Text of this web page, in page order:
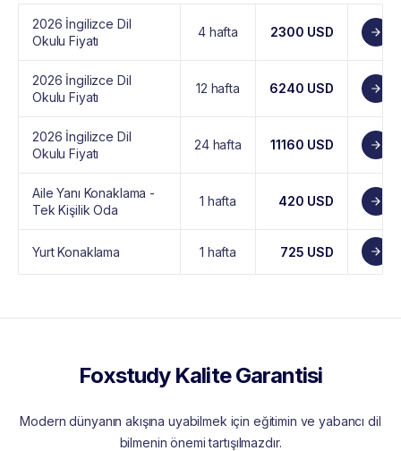
2026 İngilizce Dil
Okulu Fiyatı
4 hafta 2300 USD
2026 İngilizce Dil
Okulu Fiyatı
12 hafta 6240 USD
2026 İngilizce Dil
Okulu Fiyatı
24 hafta 11160 USD
Aile Yanı Konaklama -
Tek Kişilik Oda
1 hafta 420 USD
Yurt Konaklama 1 hafta 725 USD
Foxstudy Kalite Garantisi
Modern dünyanın akışına uyabilmek için eğitimin ve yabancı dil
bilmenin önemi tartışılmazdır.